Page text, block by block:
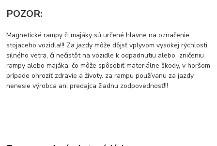
POZOR:
Magnetické rampy či majáky sú určené hlavne na označenie
stojaceho vozidla!!! Za jazdy môže dôjsť vplyvom vysokej rýchlosti,
silného vetra, či nečistôt na vozidle k odpadnutiu alebo zničeniu
rampy alebo majáka, čo môže spôsobiť materiálne škody, v horšom
prípade ohroziť zdravie a životy. za rampu používanu za jazdy
nenesie výrobca ani predajca žiadnu zodpovednosť!!!